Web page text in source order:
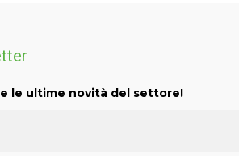
le ultime novità del settore!